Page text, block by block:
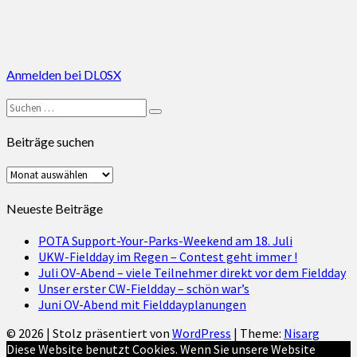
Anmelden bei DL0SX
Suchen
nach:
Suchen
Beiträge suchen
Beiträge
Neueste Beiträge
POTA Support-Your-Parks-Weekend am 18. Juli
UKW-Fieldday im Regen – Contest geht immer !
Juli OV-Abend – viele Teilnehmer direkt vor dem Fieldday
Unser erster CW-Fieldday – schön war’s
Juni OV-Abend mit Fielddayplanungen
© 2026 | Stolz präsentiert von WordPress | Theme: Nisarg
Diese Website benutzt Cookies. Wenn Sie unsere Website